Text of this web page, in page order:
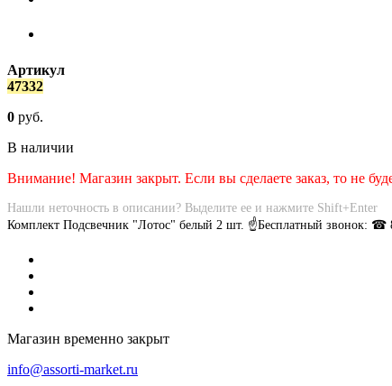
Артикул
47332
0 руб.
В наличии
Внимание! Магазин закрыт. Если вы сделаете заказ, то не
Нашли неточность в описании? Выделите ее и нажмите Shift+Enter
Комплект Подсвечник "Лотос" белый 2 шт. ☝Бесплатный звонок:
Магазин временно закрыт
info@assorti-market.ru